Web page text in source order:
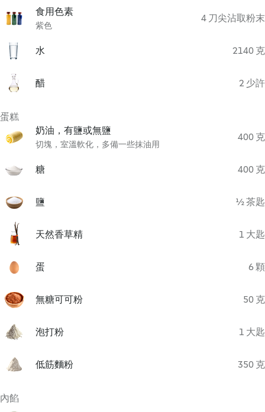
食用色素
紫色
4 刀尖沾取粉末
水 2140 克
醋 2 少許
蛋糕
奶油，有鹽或無鹽
切塊，室溫軟化，多備一些抹油用
400 克
糖 400 克
鹽 ½ 茶匙
天然香草精 1 大匙
蛋 6 顆
無糖可可粉 50 克
泡打粉 1 大匙
低筋麵粉 350 克
內餡